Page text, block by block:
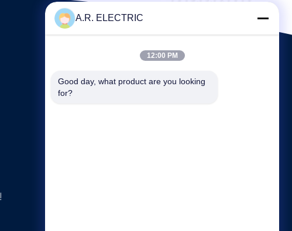
A.R. ELECTRIC
12:00 PM
Good day, what product are you looking
for?